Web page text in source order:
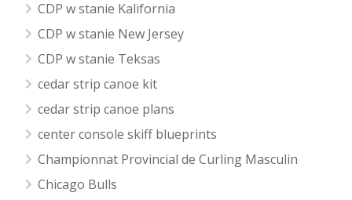
CDP w stanie Kalifornia
CDP w stanie New Jersey
CDP w stanie Teksas
cedar strip canoe kit
cedar strip canoe plans
center console skiff blueprints
Championnat Provincial de Curling Masculin
Chicago Bulls